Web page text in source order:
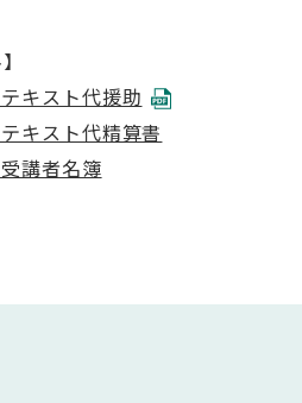
キスト代援助
キスト代精算書
講者名簿